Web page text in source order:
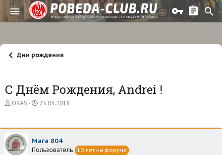
Дни рождения
С Днём Рождения, Andrei !
А
о
р
т
е
ORAS
Д
а
а
ч
25.03.2018
Мага 804
Пользователь 10 лет на форуме